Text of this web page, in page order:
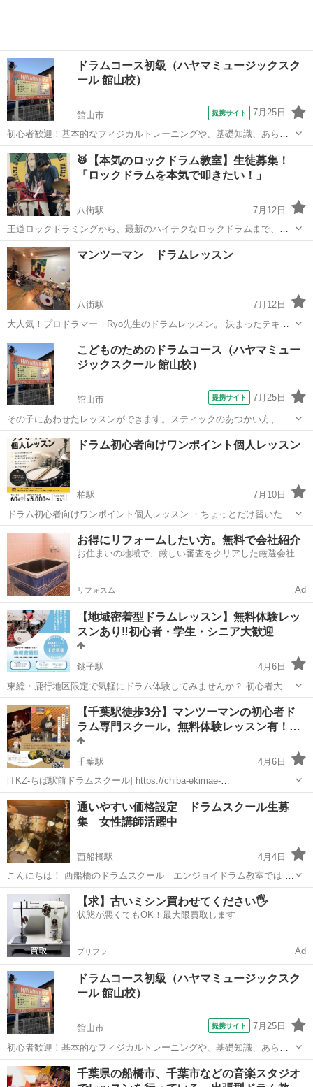
ドラムコース初級（ハヤマミュージックスク
ール 館山校）
館山市 提携サイト 7月25日
初心者歓迎！基本的なフィジカルトレーニングや、基礎知識、あらゆ
るパターン、Fillなど、わかりやすく楽しくレッスンします。
千葉 館山市 ドラム
🥁【本気のロックドラム教室】生徒募集！
「ロックドラムを本気で叩きたい！」
八街駅
7月12日
王道ロックドラミングから、最新のハイテクなロックドラムまで、一
人ひとりの目標に合わせてマンツーマンでレッスンします。 こんな方
におすすめ！ ✅ 昔バンドをやっていて、また始めたい方 ✅ 中高年に
なってもロックを楽しみたい方 ...
千葉 八街市 八街駅 ドラム ツインペダル
マンツーマン ドラムレッスン
八街駅
7月12日
大人気！プロドラマー Ryo先生のドラムレッスン。 決まったテキス
トは使わない。ひとりひとりに最適化したプログラムとテキストを考
え,生徒さん各々のやりたいジャンル、やりたい曲を使って楽しくレッ
スンしています。 初心者大歓迎...
千葉 八街市 八街駅 ドラム
こどものためのドラムコース（ハヤマミュー
ジックスクール 館山校）
館山市 提携サイト 7月25日
その子にあわせたレッスンができます。スティックのあつかい方、リ
ズムの基本、リズムのバリエーション、曲にあわせたアンサンブル、
などマイペースで無理なく実力をつけて行きます。
千葉 館山市 ドラム
ドラム初心者向けワンポイント個人レッスン
柏駅
7月10日
ドラム初心者向けワンポイント個人レッスン ・ちょっとだけ習いたい
方 ・学園祭に出る前にワンポイントアドバイスして欲しい ・セッティ
ングやチューニングついて知りたい ・８ビートが叩きたい JR柏駅近
くのリハーサルスタジオで...
千葉 柏駅 レッスン
お得にリフォームしたい方。無料で会社紹介
お住まいの地域で、厳しい審査をクリアした厳選会社を
リフォスム Ad
【地域密着型ドラムレッスン】無料体験レッ
スンあり‼︎初心者・学生・シニア大歓迎
銚子駅
4月6日
東総・鹿行地区限定で気軽にドラム体験してみませんか？ 初心者大歓
迎‼︎ 【無料体験レッスンあり】 脳トレ・ストレス発散などにおすす
め！ 健康的な趣味の一環として始めてみてはどうでしょうか？ ドラム
に興味ある方はもちろん、脳...
千葉 銚子市 銚子駅 ドラム
【千葉駅徒歩3分】マンツーマンの初心者ド
ラム専門スクール。無料体験レッスン有！…
千葉駅
4月6日
[TKZ-ちば駅前ドラムスクール] https://chiba-ekimae-
drum.my.canva.site/ 「初心者に特化したマンツーマンのドラム専門ス
クール」 詳しくはホームページをご覧ください♪ ★...
千葉 千葉市 千葉駅 ドラム マンツーマン
通いやすい価格設定 ドラムスクール生募
集 女性講師活躍中
西船橋駅
4月4日
こんにちは！ 西船橋のドラムスクール エンジョイドラム教室では 料
金体系を大幅に見直し通いやすい価格設定で、 より多くの方にドラム
の楽しさを体験して頂きたく 思っております。 安さの秘密はズバリ！
直営だから。 大手スクール...
千葉 船橋市 西船橋駅 ドラム
【求】古いミシン買わせてください🖐️
状態が悪くてもOK！最大限買取します
プリフラ Ad
ドラムコース初級（ハヤマミュージックスク
ール 館山校）
館山市 提携サイト 7月25日
初心者歓迎！基本的なフィジカルトレーニングや、基礎知識、あらゆ
るパターン、Fillなど、わかりやすく楽しくレッスンします。
千葉 館山市 ドラム
千葉県の船橋市、千葉市などの音楽スタジオ